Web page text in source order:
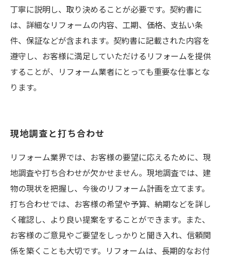
丁寧に説明し、取り決めることが必要です。契約書に
は、詳細なリフォームの内容、工期、価格、支払い条
件、保証などが含まれます。契約書に記載された内容を
遵守し、お客様に満足していただけるリフォームを提供
することが、リフォーム業者にとっても重要な仕事とな
ります。
現地調査と打ち合わせ
リフォーム業界では、お客様の要望に応えるために、現
地調査や打ち合わせが欠かせません。現地調査では、建
物の現状を把握し、今後のリフォーム計画を立てます。
打ち合わせでは、お客様の希望や予算、納期などを詳し
く確認し、より良い提案をすることができます。また、
お客様のご意見やご要望をしっかりと聞き入れ、信頼関
係を築くことも大切です。リフォームは、長期的なお付